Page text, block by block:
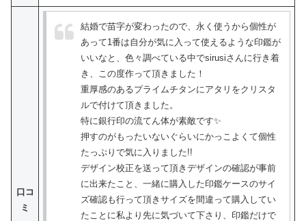
口コ
ミ
結婚で苗字が変わったので、永く使うから個性が
あって1番は自分が気に入って使えるような印鑑が
いいなと、色々調べている中でsirusiさんに行き着
き、この度作って頂きました！
重厚感のあるプライムチタンにアタリをクリスタ
ルで付けて頂きました。
特に銀行印の流てん体が素敵です✨
押すのがもったいないぐらいにかっこよくて個性
たっぷりで気に入りました!!
デザイン校正を送って頂きデザインの確認が事前
に出来たこと、一緒に購入した印鑑ケースのサイ
ズ確認も行って頂きサイズを間違って購入してい
たことに私より先に気づいて下さり、印鑑だけで